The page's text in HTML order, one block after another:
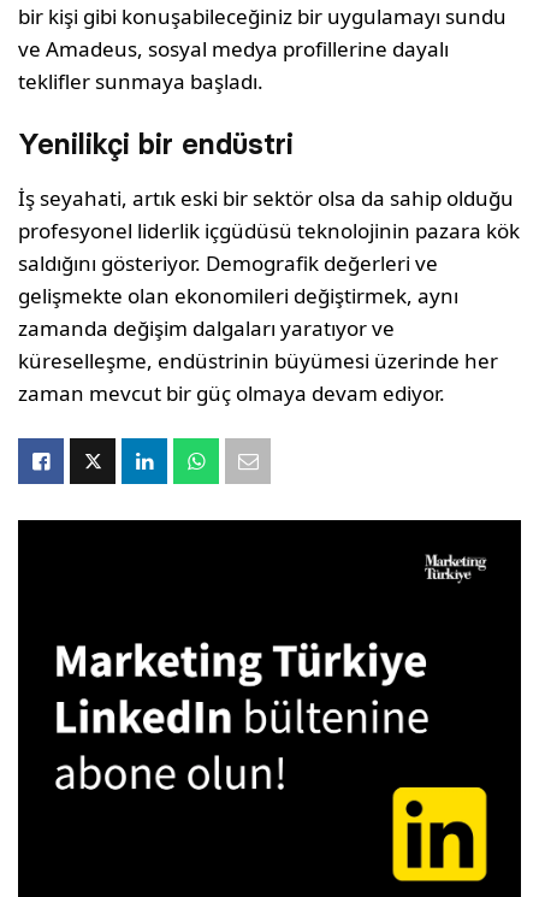
bir kişi gibi konuşabileceğiniz bir uygulamayı sundu
ve Amadeus, sosyal medya profillerine dayalı
teklifler sunmaya başladı.
Yenilikçi bir endüstri
İş seyahati, artık eski bir sektör olsa da sahip olduğu
profesyonel liderlik içgüdüsü teknolojinin pazara kök
saldığını gösteriyor. Demografik değerleri ve
gelişmekte olan ekonomileri değiştirmek, aynı
zamanda değişim dalgaları yaratıyor ve
küreselleşme, endüstrinin büyümesi üzerinde her
zaman mevcut bir güç olmaya devam ediyor.